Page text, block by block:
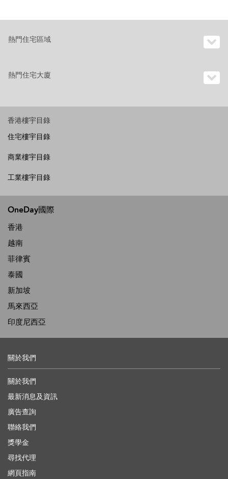
熱門住宅區域
熱門住宅大廈
香港樓宇目錄
住宅樓宇目錄
商業樓宇目錄
工業樓宇目錄
OneDay國際
香港
越南
菲律賓
泰國
新加坡
馬來西亞
印度尼西亞
關於我們
關於我們
最新消息及資訊
廣告查詢
聯絡我們
獎學金
尋找代理
網頁指南